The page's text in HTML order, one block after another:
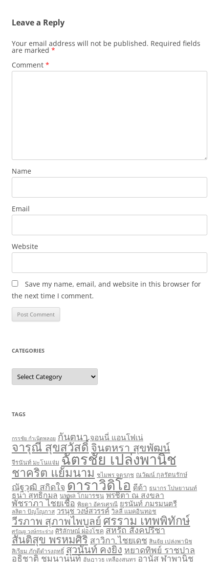
Leave a Reply
Your email address will not be published. Required fields
are marked *
Comment *
Name
Email
Website
Save my name, email, and website in this browser for
the next time I comment.
CATEGORIES
Categories
TAGS
กรรชัย กำเนิดพลอย กันตนา จอนนี่ แอนโฟเน่
จารุณี สุขสวัสดิ์ จินตหรา สุขพัฒน์
จีรนันท์ มะโนแจ่ม ฉัตรชัย เปล่งพานิช
ชาคริต แย้มนาม ชไมพร จตุรภุช ณวัฒน์ กุลรัตนรักษ์
ณัฐวุฒิ สกิดใจ ดาราวิดิโอ ดีด้า ธนากร โปษยานนท์
ธนา สุทธิกมล นพพล โกมารชุน พรชิตา ณ สงขลา
พัชราภา ไชยเชื้อ พิยดา อัครเศรณี ยุรนันท์ ภมรมนตรี
ลลิตา ปัญโญภาส วรนุช วงษ์สวรรค์ วิลลี่ แมคอินทอช
วีรภาพ สุภาพไพบูลย์ศรราม เทพพิทักษ์
ศรัณยู วงษ์กระจ่าง ศิริลักษณ์ ผ่องโชค สหรัถ สังคปรีชา
สันติสุข พรหมศิริ สาวิกา ไชยเดช สินจัย เปล่งพานิช
สิเรียม ภักดีดำรงฤทธิ์ สุวนันท์ คงยิ่ง หยาดทิพย์ ราชปาล
อธิชาติ ชุมนานนท์ อัษฎาวุธ เหลืองสุนทร อานัส ฬาพานิช